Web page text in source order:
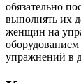
обязательно
выполнять их
женщин на
упражнений в